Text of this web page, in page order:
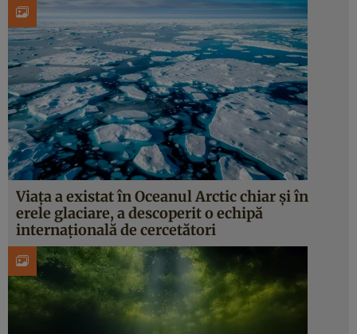
Viața a existat în Oceanul Arctic chiar și în
erele glaciare, a descoperit o echipă
internațională de cercetători